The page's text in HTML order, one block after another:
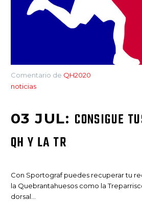
Comentario de QH2020
noticias
03 JUL: CONSIGUE
QH Y LA TR
Con Sportograf puedes recuperar tu
la Quebrantahuesos como la
dorsal…